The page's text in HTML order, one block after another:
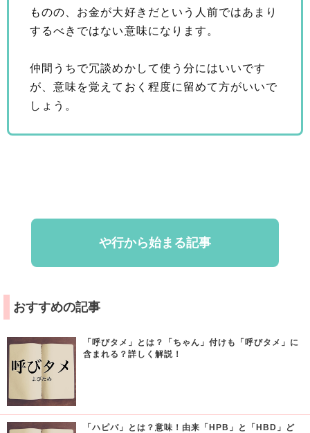
ものの、お金が大好きだという人前ではあまり
するべきではない意味になります。
仲間うちで冗談めかして使う分にはいいです
が、意味を覚えておく程度に留めて方がいいで
しょう。
や行から始まる記事
おすすめの記事
「呼びタメ」とは？「ちゃん」付けも「呼びタメ」に
含まれる？詳しく解説！
「ハピバ」とは？意味！由来「HPB」と「HBD」ど